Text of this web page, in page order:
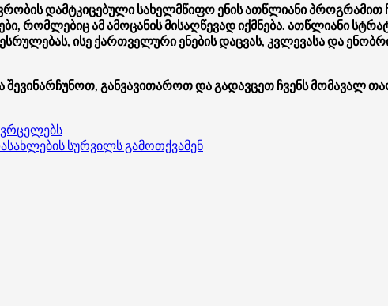
დამტკიცებული სახელმწიფო ენის ათწლიანი
რომლებიც ამ ამოცანის მისაღწევად იქმნება. ათწლიანი
ისე ქართველური ენების დაცვას, კვლევასა და
განვავითაროთ და გადავცეთ ჩვენს მომავალ
სურვილს გამოთქვამენ